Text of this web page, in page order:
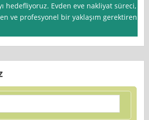
hedefliyoruz. Evden eve nakliyat süreci,
ve profesyonel bir yaklaşım gerektiren